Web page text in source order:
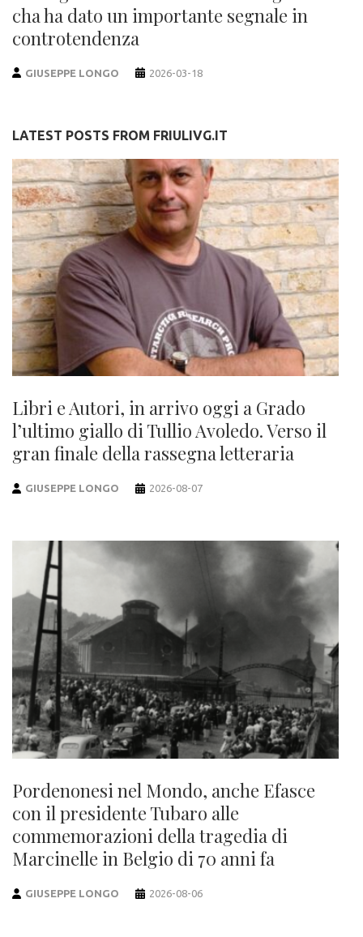
cha ha dato un importante segnale in
controtendenza
GIUSEPPE LONGO 2026-03-18
LATEST POSTS FROM FRIULIVG.IT
Libri e Autori, in arrivo oggi a Grado
l’ultimo giallo di Tullio Avoledo. Verso il
gran finale della rassegna letteraria
GIUSEPPE LONGO 2026-08-07
Pordenonesi nel Mondo, anche Efasce
con il presidente Tubaro alle
commemorazioni della tragedia di
Marcinelle in Belgio di 70 anni fa
GIUSEPPE LONGO 2026-08-06